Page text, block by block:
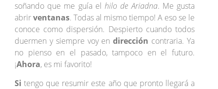
soñando que me guía el hilo de Ariadna. Me gusta
abrirventanas. Todas al mismo tiempo! A eso se le
conoce como dispersión. Despierto cuando todos
duermen y siempre voy en dirección contraria. Ya
no pienso en el pasado, tampoco en el futuro.
¡Ahora, es mi favorito!
Si tengo que resumir este año que pronto llegará a